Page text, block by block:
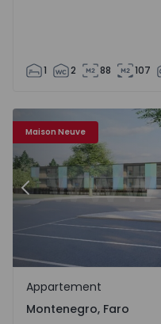
1 2 88 107
Maison Neuve
Appartement T0 Faro,
Précédent
Montenegro, Faro
Appartement
Montenegro, Faro